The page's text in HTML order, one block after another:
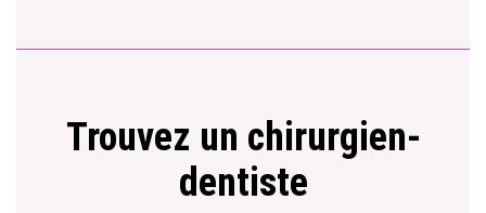
Trouvez un chirurgien-
dentiste